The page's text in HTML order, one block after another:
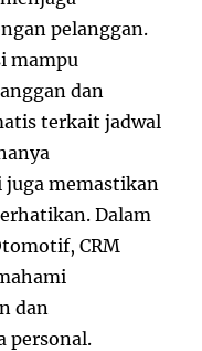
pelanggan.
mampu
dan
terkait jadwal
memastikan
Dalam
CRM
dan
personal.